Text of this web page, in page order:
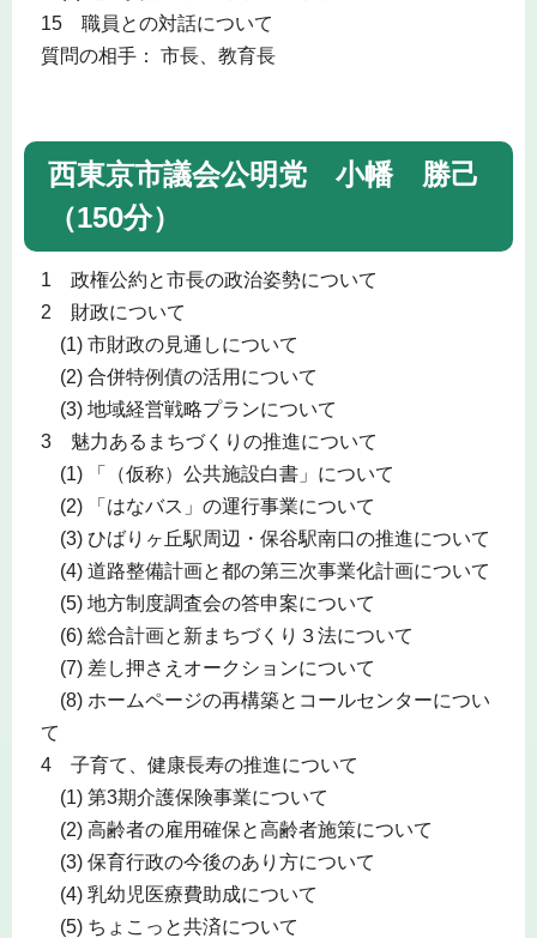
15 職員との対話について
質問の相手： 市長、教育長
西東京市議会公明党 小幡 勝己
（150分）
1 政権公約と市長の政治姿勢について
2 財政について
(1) 市財政の見通しについて
(2) 合併特例債の活用について
(3) 地域経営戦略プランについて
3 魅力あるまちづくりの推進について
(1) 「（仮称）公共施設白書」について
(2) 「はなバス」の運行事業について
(3) ひばりヶ丘駅周辺・保谷駅南口の推進について
(4) 道路整備計画と都の第三次事業化計画について
(5) 地方制度調査会の答申案について
(6) 総合計画と新まちづくり３法について
(7) 差し押さえオークションについて
(8) ホームページの再構築とコールセンターについ
て
4 子育て、健康長寿の推進について
(1) 第3期介護保険事業について
(2) 高齢者の雇用確保と高齢者施策について
(3) 保育行政の今後のあり方について
(4) 乳幼児医療費助成について
(5) ちょこっと共済について